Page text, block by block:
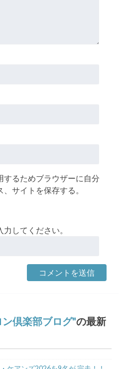
するためブラウザーに自分
サイトを保存する。
力してください。
倶楽部ブログ の最新